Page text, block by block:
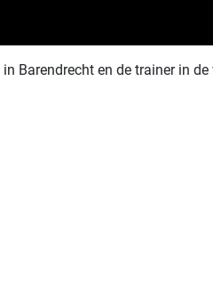
in Barendrecht en de trainer in